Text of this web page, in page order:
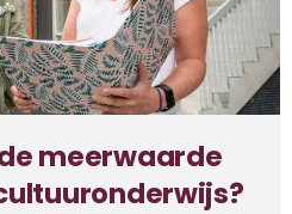
meerwaarde